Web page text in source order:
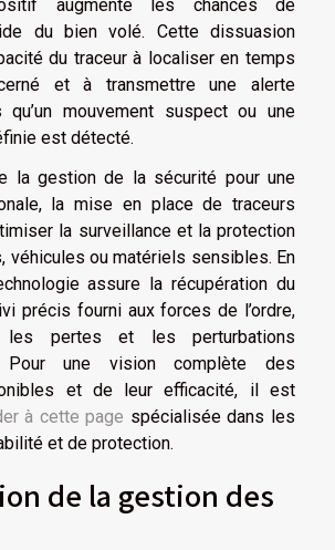
augmente les chances de
du bien volé. Cette dissuasion
du traceur à localiser en temps
et à transmettre une alerte
qu’un mouvement suspect ou une
est détecté.
la gestion de la sécurité pour une
la mise en place de traceurs
la surveillance et la protection
véhicules ou matériels sensibles. En
assure la récupération du
précis fourni aux forces de l’ordre,
les pertes et les perturbations
Pour une vision complète des
et de leur efficacité, il est
à cette page spécialisée dans les
et de protection.
de la gestion des